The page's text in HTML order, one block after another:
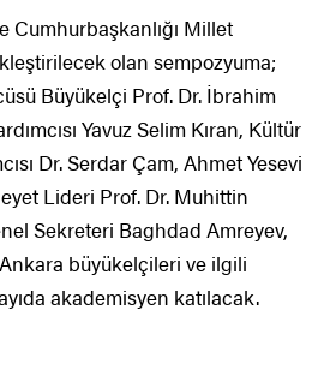
Cumhurbaşkanlığı Millet
olan sempozyuma;
Büyükelçi Prof. Dr. İbrahim
Yavuz Selim Kıran, Kültür
Dr. Serdar Çam, Ahmet Yesevi
Lideri Prof. Dr. Muhittin
Sekreteri Baghdad Amreyev,
büyükelçileri ve ilgili
akademisyen katılacak.